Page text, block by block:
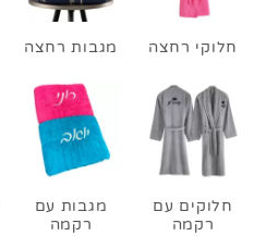
חלוקי רחצה מגבות רחצה
חלוקים עם
רקמה
מגבות עם
רקמה